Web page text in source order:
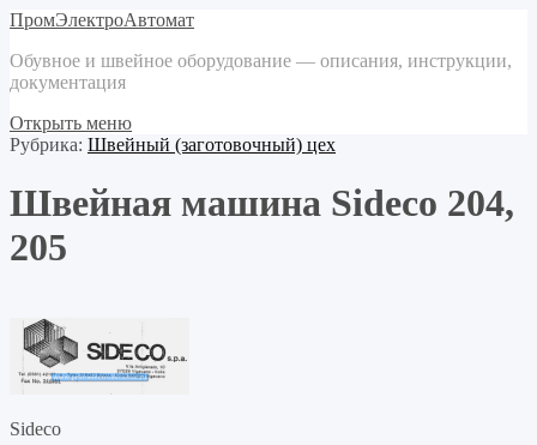
ПромЭлектроАвтомат
Обувное и швейное оборудование — описания, инструкции,
документация
Открыть меню
Рубрика: Швейный (заготовочный) цех
Швейная машина Sideco 204,
205
Sideco